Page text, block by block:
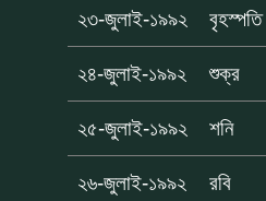
২৩-জুলাই-১৯৯২ বৃহস্পতি
২৪-জুলাই-১৯৯২ শুক্র
২৫-জুলাই-১৯৯২ শনি
২৬-জুলাই-১৯৯২ রবি